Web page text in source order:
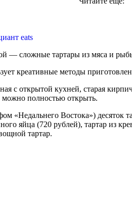
eats
— сложные тартары из мяса и
креативные методы
с открытой кухней, старая
можно полностью открыть.
«Недальнего Востока») десяток
яйца (720 рублей), тартар из
тартар.